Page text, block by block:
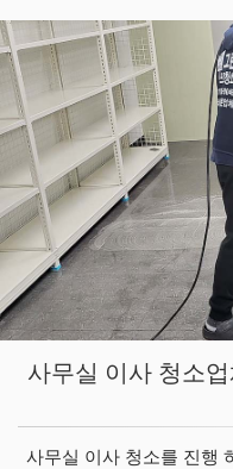
사무실 이사 청소
사무실 이사 청소를 진행